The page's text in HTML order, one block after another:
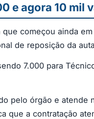
e agora 10 mil
começou ainda
de reposição da
7.000 para
pelo órgão e
que a contratação